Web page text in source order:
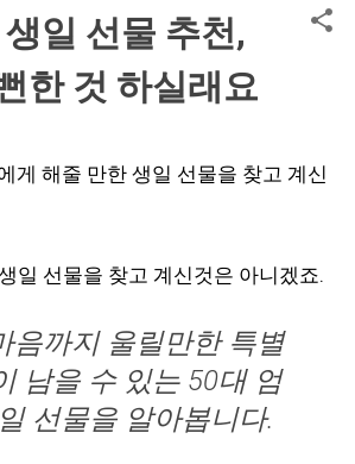
일 선물 추천,
한 것 하실래요
게 해줄 만한 생일 선물을 찾고 계신
일 선물을 찾고 계신것은 아니겠죠.
음까지 울릴만한 특별
남을 수 있는 50대 엄
선물을 알아봅니다.